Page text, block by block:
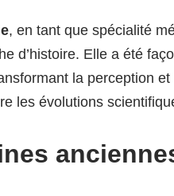
, en tant que spécialité
d’histoire. Elle a été
la perception
les évolutions